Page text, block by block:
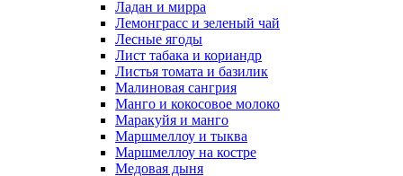
Ладан и мирра
Лемонграсс и зеленый чай
Лесные ягоды
Лист табака и кориандр
Листья томата и базилик
Малиновая сангрия
Манго и кокосовое молоко
Маракуйя и манго
Маршмеллоу и тыква
Маршмеллоу на костре
Медовая дыня